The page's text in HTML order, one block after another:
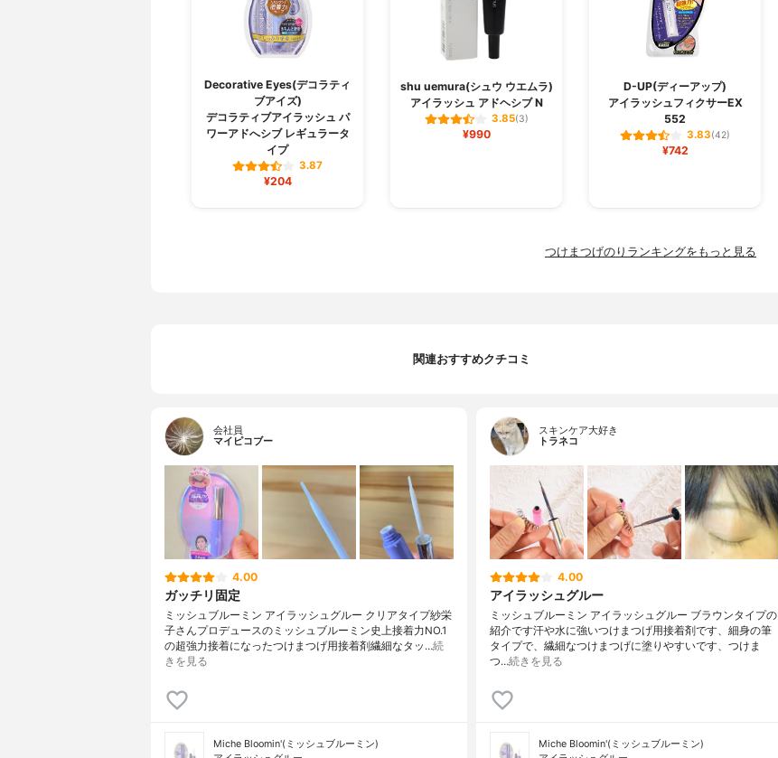
Decorative Eyes(デコラティ
ブアイズ)
デコラティブアイラッシュ パ
ワーアドへシブ レギュラータ
イプ
3.87
¥204
shu uemura(シュウ ウエムラ)
アイラッシュ アドヘシブ N
3.85(3)
¥990
D-UP(ディーアップ)
アイラッシュフィクサーEX
552
3.83(42)
¥742
つけまつげのりランキングをもっと見る
関連おすすめクチコミ
会社員
マイピコブー
4.00
ガッチリ固定
ミッシュブルーミン アイラッシュグルー クリアタイプ紗栄
子さんプロデュースのミッシュブルーミン史上接着力NO.1
の超強力接着になったつけまつげ用接着剤繊細なタッ…続
きを見る
Miche Bloomin'(ミッシュブルーミン)
スキンケア大好き
トラネコ
4.00
アイラッシュグルー
ミッシュブルーミン アイラッシュグルー ブラウンタイプの
紹介です汗や水に強いつけまつげ用接着剤です、細身の筆
タイプで、繊細なつけまつげに塗りやすいです、つけま
つ…続きを見る
Miche Bloomin'(ミッシュブルーミン)